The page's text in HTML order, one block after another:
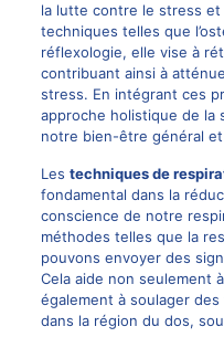
la lutte contre le stress et
techniques telles que
réflexologie, elle vise à
contribuant ainsi à
stress. En intégrant ces
approche holistique de la
notre bien-être général
Les techniques de
fondamental dans la
conscience de notre
méthodes telles que la
pouvons envoyer des
Cela aide non seulement
également à soulager
dans la région du dos,